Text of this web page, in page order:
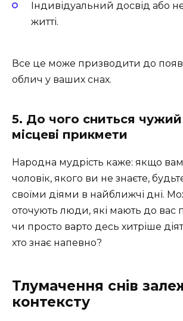
Індивідуальний досвід або
житті.
Все це може призводити до
облич у ваших снах.
5. До чого сниться чужий
місцеві прикмети
Народна мудрість каже: якщо
чоловік, якого ви не знаєте,
своїми діями в найближчі дні.
оточують люди, які мають до вас
чи просто варто десь хитріше
хто знає напевно?
Тлумачення снів
контексту